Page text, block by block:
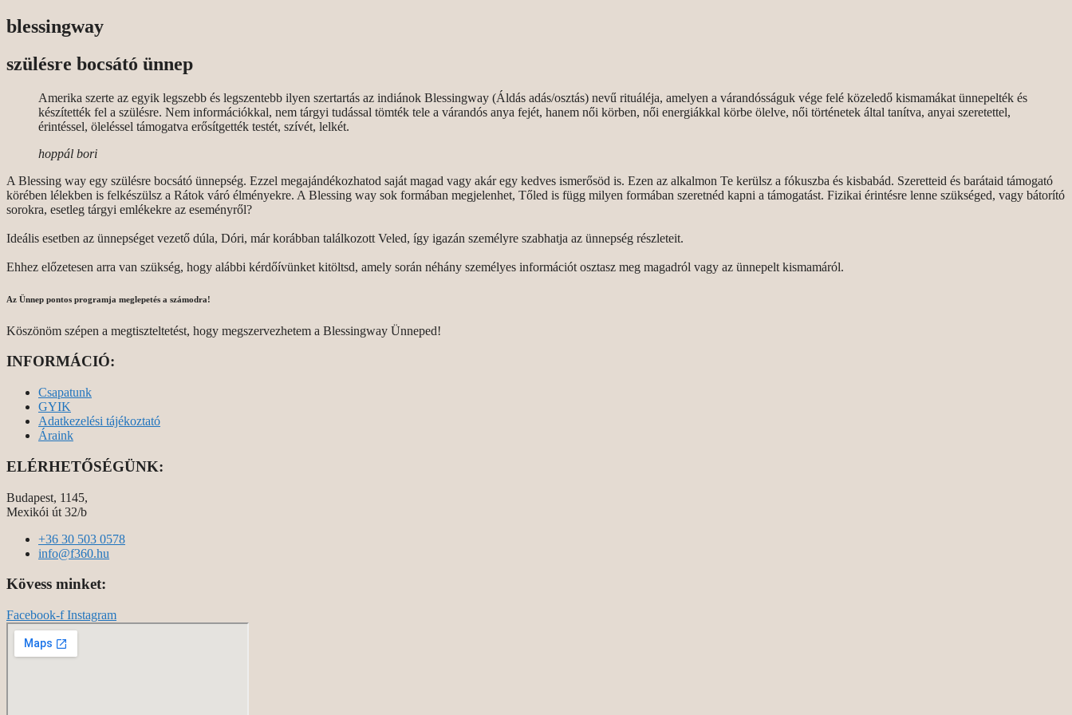
blessingway
szülésre bocsátó ünnep
Amerika szerte az egyik legszebb és legszentebb ilyen szertartás az indiánok Blessingway (Áldás adás/osztás) nevű rituáléja, amelyen a várandósságuk vége felé közeledő kismamákat ünnepelték és
készítették fel a szülésre. Nem információkkal, nem tárgyi tudással tömték tele a várandós anya fejét, hanem női körben, női energiákkal körbe ölelve, női történetek által tanítva, anyai szeretettel,
érintéssel, öleléssel támogatva erősítgették testét, szívét, lelkét.
hoppál bori
A Blessing way egy szülésre bocsátó ünnepség. Ezzel megajándékozhatod saját magad vagy akár egy kedves ismerősöd is. Ezen az alkalmon Te kerülsz a fókuszba és kisbabád. Szeretteid és barátaid támogató
körében lélekben is felkészülsz a Rátok váró élményekre. A Blessing way sok formában megjelenhet, Tőled is függ milyen formában szeretnéd kapni a támogatást. Fizikai érintésre lenne szükséged, vagy bátorító
sorokra, esetleg tárgyi emlékekre az eseményről?
Ideális esetben az ünnepséget vezető dúla, Dóri, már korábban találkozott Veled, így igazán személyre szabhatja az ünnepség részleteit.
Ehhez előzetesen arra van szükség, hogy alábbi kérdőívünket kitöltsd, amely során néhány személyes információt osztasz meg magadról vagy az ünnepelt kismamáról.
Az Ünnep pontos programja meglepetés a számodra!
Köszönöm szépen a megtiszteltetést, hogy megszervezhetem a Blessingway Ünneped!
INFORMÁCIÓ:
Csapatunk
GYIK
Adatkezelési tájékoztató
Áraink
ELÉRHETŐSÉGÜNK:
Budapest, 1145,
Mexikói út 32/b
+36 30 503 0578
info@f360.hu
Kövess minket:
Facebook-f Instagram